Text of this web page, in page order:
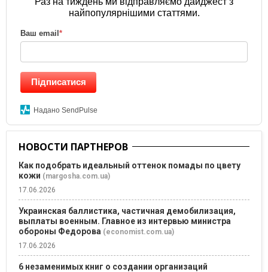
найпопулярнішими статтями.
Ваш email*
Підписатися
Надано SendPulse
НОВОСТИ ПАРТНЕРОВ
Как подобрать идеальный оттенок помады по цвету
кожи (margosha.com.ua)
17.06.2026
Украинская баллистика, частичная демобилизация,
выплаты военным. Главное из интервью министра
обороны Федорова (economist.com.ua)
17.06.2026
6 незаменимых книг о создании организаций